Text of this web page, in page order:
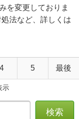
を変更しておりま
法など、詳しくは
4 5 最後
示
検索